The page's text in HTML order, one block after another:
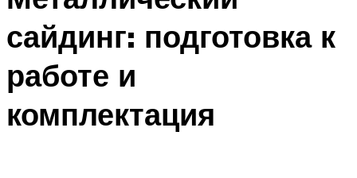
сайдинг: подготовка к
работе и
комплектация